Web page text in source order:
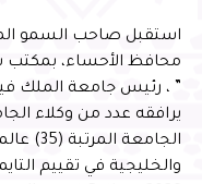
مستهدفات رؤية المملكة
استقبل صاحب السمو
محافظ الأحساء، بمكتب
” ، رئيس جامعة الملك
يرافقه عدد من وكلاء